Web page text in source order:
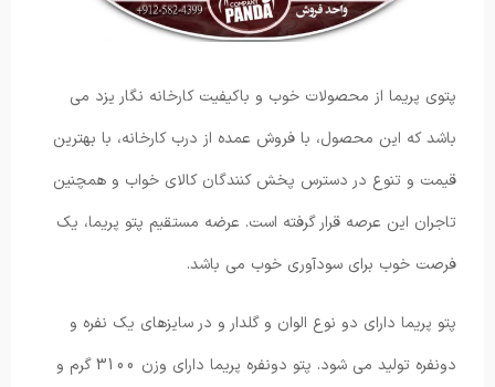
پتوی پریما از محصولات خوب و باکیفیت کارخانه نگار یزد می
باشد که این محصول، با فروش عمده از درب کارخانه، با بهترین
قیمت و تنوع در دسترس پخش کنندگان کالای خواب و همچنین
تاجران این عرصه قرار گرفته است. عرضه مستقیم پتو پریما، یک
فرصت خوب برای سودآوری خوب می باشد.
پتو پریما دارای دو نوع الوان و گلدار و در سایزهای یک نفره و
دونفره تولید می شود. پتو دونفره پریما دارای وزن 3100 گرم و